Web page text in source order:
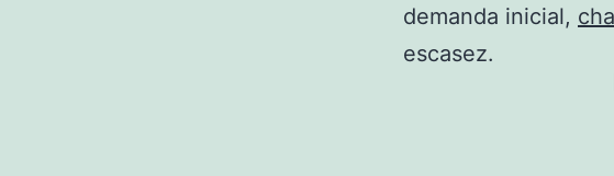
demanda inicial,
escasez.